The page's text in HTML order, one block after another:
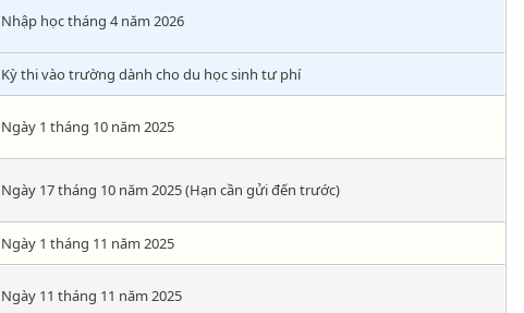
Nhập học tháng 4 năm 2026
Kỳ thi vào trường dành cho du học sinh tư phí
Ngày 1 tháng 10 năm 2025
Ngày 17 tháng 10 năm 2025 (Hạn cần gửi đến trước)
Ngày 1 tháng 11 năm 2025
Ngày 11 tháng 11 năm 2025